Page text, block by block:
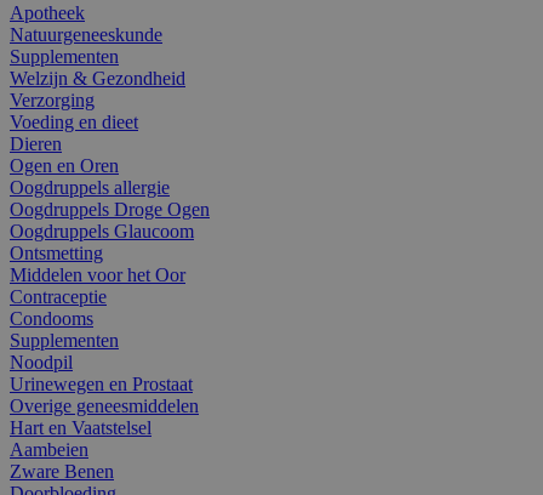
Apotheek
Natuurgeneeskunde
Supplementen
Welzijn & Gezondheid
Verzorging
Voeding en dieet
Dieren
Ogen en Oren
Oogdruppels allergie
Oogdruppels Droge Ogen
Oogdruppels Glaucoom
Ontsmetting
Middelen voor het Oor
Contraceptie
Condooms
Supplementen
Noodpil
Urinewegen en Prostaat
Overige geneesmiddelen
Hart en Vaatstelsel
Aambeien
Zware Benen